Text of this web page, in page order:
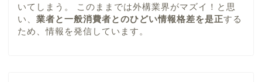
いてしまう。 このままでは外構業界がマズイ！と思
い、 業者と一般消費者とのひどい情報格差を是正する
ため、情報を発信しています。